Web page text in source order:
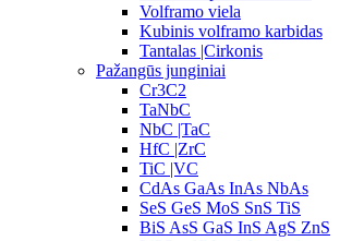
Volframo viela
Kubinis volframo karbidas
Tantalas |Cirkonis
Pažangūs junginiai
Cr3C2
TaNbC
NbC |TaC
HfC |ZrC
TiC |VC
CdAs GaAs InAs NbAs
SeS GeS MoS SnS TiS
BiS AsS GaS InS AgS ZnS